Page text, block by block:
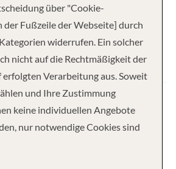
A great sun terrace with bar, as
invite you to linger. Let yourself be
unique azure blue sea of ​​the Adriatic on
über "Cookie-
der Fußzeile der Webseite] durch
widerrufen. Ein solcher
nicht auf die Rechtmäßigkeit der
Verarbeitung aus. Soweit
und Ihre Zustimmung
keine individuellen Angebote
nur notwendige Cookies sind